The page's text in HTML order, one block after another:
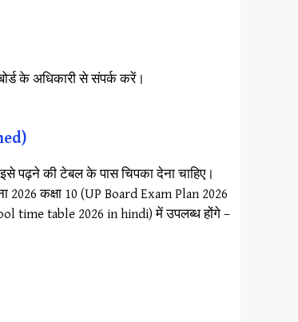
के अधिकारी से संपर्क करें।
पढ़ने की टेबल के पास चिपका देना चाहिए।
2026 कक्षा 10 (UP Board Exam Plan 2026
time table 2026 in hindi) में उपलब्ध होंगे –